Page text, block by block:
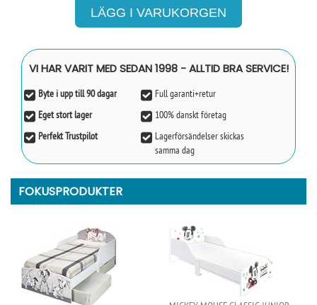
VI HAR VARIT MED SEDAN 1998 - ALLTID BRA SERVICE!
Byte i upp till 90 dagar
Full garanti+retur
Eget stort lager
100% danskt företag
Perfekt Trustpilot
Lagerförsändelser skickas
samma dag
FOKUSPRODUKTER